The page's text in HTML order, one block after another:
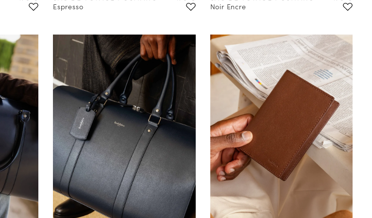
Espresso
Noir Encre